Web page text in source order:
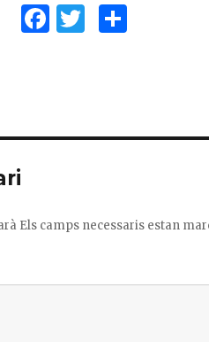
F
b
k
T
r
C
ar
Els camps necessaris estan